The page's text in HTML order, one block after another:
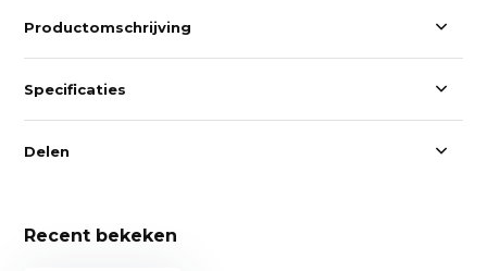
Productomschrijving
Specificaties
Delen
Recent bekeken